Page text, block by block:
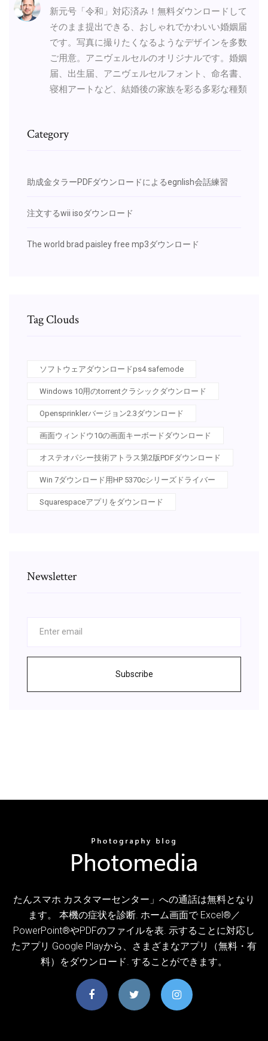
新元号「令和」対応済み！無料ダウンロードして
そのまま提出できる、おしゃれでかわいい婚姻届
です。写真に撮りたくなるようなデザインを多数
ご用意。アニヴェルセルのオリジナルです。婚姻
届、出生届、アニヴェルセルフォント、命名書、
寝相アートなど、結婚後の家族を彩る多彩な種類
Category
助成金タラーPDFダウンロードによるegnlish会話練習
注文するwii isoダウンロード
The world brad paisley free mp3ダウンロード
Tag Clouds
ソフトウェアダウンロードps4 safemode
Windows 10用のtorrentクラシックダウンロード
Opensprinklerバージョン2.3ダウンロード
画面ウィンドウ10の画面キーボードダウンロード
オステオパシー技術アトラス第2版PDFダウンロード
Win 7ダウンロード用HP 5370cシリーズドライバー
Squarespaceアプリをダウンロード
Newsletter
Subscribe
たんスマホ カスタマーセンター」への通話は無料となり
ます。 本機の症状を診断. ホーム画面で Excel®／
PowerPoint®やPDFのファイルを表. 示することに対応し
たアプリ Google Playから、さまざまなアプリ（無料・有
料）をダウンロード. することができます。